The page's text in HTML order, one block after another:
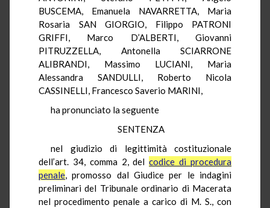
BUSCEMA, Emanuela NAVARRETTA, Maria
Rosaria SAN GIORGIO, Filippo PATRONI
GRIFFI, Marco D’ALBERTI, Giovanni
PITRUZZELLA, Antonella SCIARRONE
ALIBRANDI, Massimo LUCIANI, Maria
Alessandra SANDULLI, Roberto Nicola
CASSINELLI, Francesco Saverio MARINI,
ha pronunciato la seguente
SENTENZA
nel giudizio di legittimità costituzionale
dell’art. 34, comma 2, delcodice di procedura
penale, promosso dal Giudice per le indagini
preliminari del Tribunale ordinario di Macerata
nel procedimento penale a carico di M. S., con